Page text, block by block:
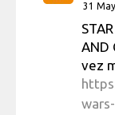
31 May
AND
vez